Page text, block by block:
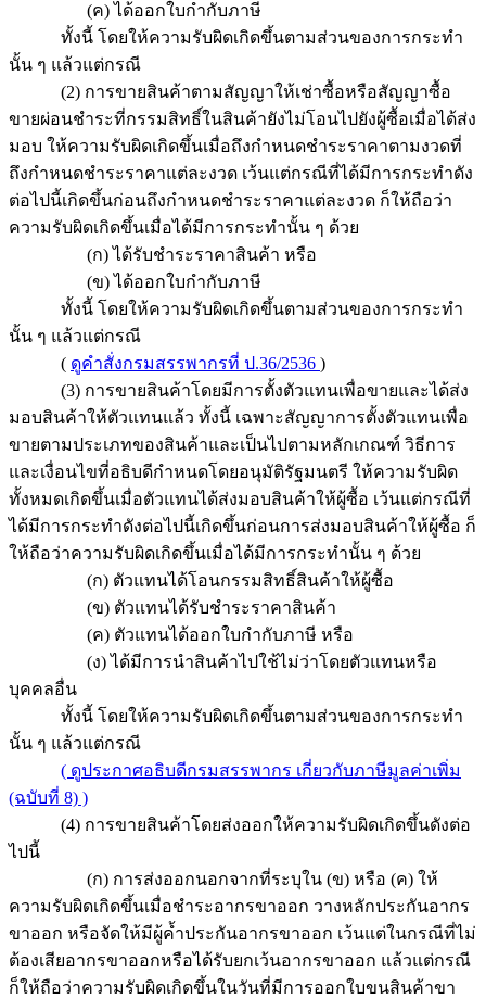
(ค) ได้ออกใบกำกับภาษี
ทั้งนี้ โดยให้ความรับผิดเกิดขึ้นตามส่วนของการกระทำ
นั้น ๆ แล้วแต่กรณี
(2) การขายสินค้าตามสัญญาให้เช่าซื้อหรือสัญญาซื้อ
ขายผ่อนชำระที่กรรมสิทธิ์ในสินค้ายังไม่โอนไปยังผู้ซื้อเมื่อได้ส่ง
มอบ ให้ความรับผิดเกิดขึ้นเมื่อถึงกำหนดชำระราคาตามงวดที่
ถึงกำหนดชำระราคาแต่ละงวด เว้นแต่กรณีที่ได้มีการกระทำดัง
ต่อไปนี้เกิดขึ้นก่อนถึงกำหนดชำระราคาแต่ละงวด ก็ให้ถือว่า
ความรับผิดเกิดขึ้นเมื่อได้มีการกระทำนั้น ๆ ด้วย
(ก) ได้รับชำระราคาสินค้า หรือ
(ข) ได้ออกใบกำกับภาษี
ทั้งนี้ โดยให้ความรับผิดเกิดขึ้นตามส่วนของการกระทำ
นั้น ๆ แล้วแต่กรณี
( ดูคำสั่งกรมสรรพากรที่ ป.36/2536 )
(3) การขายสินค้าโดยมีการตั้งตัวแทนเพื่อขายและได้ส่ง
มอบสินค้าให้ตัวแทนแล้ว ทั้งนี้ เฉพาะสัญญาการตั้งตัวแทนเพื่อ
ขายตามประเภทของสินค้าและเป็นไปตามหลักเกณฑ์ วิธีการ
และเงื่อนไขที่อธิบดีกำหนดโดยอนุมัติรัฐมนตรี ให้ความรับผิด
ทั้งหมดเกิดขึ้นเมื่อตัวแทนได้ส่งมอบสินค้าให้ผู้ซื้อ เว้นแต่กรณีที่
ได้มีการกระทำดังต่อไปนี้เกิดขึ้นก่อนการส่งมอบสินค้าให้ผู้ซื้อ ก็
ให้ถือว่าความรับผิดเกิดขึ้นเมื่อได้มีการกระทำนั้น ๆ ด้วย
(ก) ตัวแทนได้โอนกรรมสิทธิ์สินค้าให้ผู้ซื้อ
(ข) ตัวแทนได้รับชำระราคาสินค้า
(ค) ตัวแทนได้ออกใบกำกับภาษี หรือ
(ง) ได้มีการนำสินค้าไปใช้ไม่ว่าโดยตัวแทนหรือ
บุคคลอื่น
ทั้งนี้ โดยให้ความรับผิดเกิดขึ้นตามส่วนของการกระทำ
นั้น ๆ แล้วแต่กรณี
( ดูประกาศอธิบดีกรมสรรพากร เกี่ยวกับภาษีมูลค่าเพิ่ม
(ฉบับที่ 8) )
(4) การขายสินค้าโดยส่งออกให้ความรับผิดเกิดขึ้นดังต่อ
ไปนี้
(ก) การส่งออกนอกจากที่ระบุใน (ข) หรือ (ค) ให้
ความรับผิดเกิดขึ้นเมื่อชำระอากรขาออก วางหลักประกันอากร
ขาออก หรือจัดให้มีผู้ค้ำประกันอากรขาออก เว้นแต่ในกรณีที่ไม่
ต้องเสียอากรขาออกหรือได้รับยกเว้นอากรขาออก แล้วแต่กรณี
ก็ให้ถือว่าความรับผิดเกิดขึ้นในวันที่มีการออกใบขนสินค้าขา